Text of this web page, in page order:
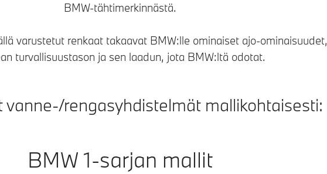
BMW-tähtimerkinnästä.
varustetut renkaat takaavat BMW:lle ominaiset ajo-ominaisuudet,
turvallisuustason ja sen laadun, jota BMW:ltä odotat.
vanne-/rengasyhdistelmät mallikohtaisesti:
BMW 1-sarjan mallit